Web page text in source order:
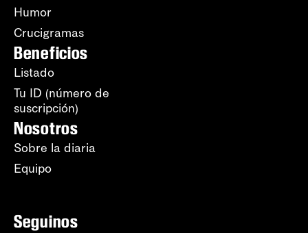
Humor
Crucigramas
Beneficios
Listado
Tu ID (número de
suscripción)
Nosotros
Sobre la diaria
Equipo
Seguinos